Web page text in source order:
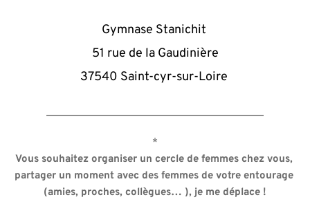
Gymnase Stanichit
51 rue de la Gaudinière
37540 Saint-cyr-sur-Loire
*
Vous souhaitez organiser un cercle de femmes chez vous,
partager un moment avec des femmes de votre entourage
(amies, proches, collègues… ), je me déplace !